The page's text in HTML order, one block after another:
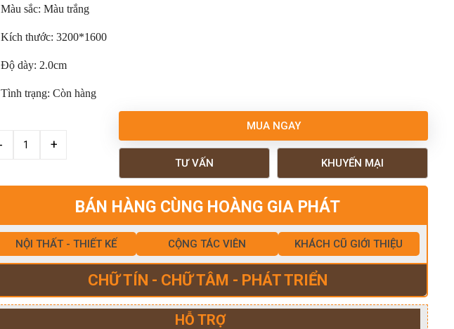
Màu sắc: Màu trắng
Kích thước: 3200*1600
Độ dày: 2.0cm
Tình trạng: Còn hàng
MUA NGAY
TƯ VẤN KHUYẾN MẠI
BÁN HÀNG CÙNG HOÀNG GIA PHÁT
NỘI THẤT - THIẾT KẾ CỘNG TÁC VIÊN KHÁCH CŨ GIỚI THIỆU
CHỮ TÍN - CHỮ TÂM - PHÁT TRIỂN
HỖ TRỢ